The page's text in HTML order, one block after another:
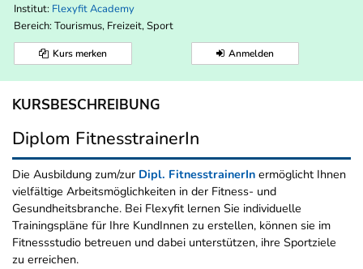
Institut: Flexyfit Academy
Bereich: Tourismus, Freizeit, Sport
Kurs merken Anmelden
KURSBESCHREIBUNG
Diplom FitnesstrainerIn
Die Ausbildung zum/zur Dipl. FitnesstrainerIn ermöglicht Ihnen
vielfältige Arbeitsmöglichkeiten in der Fitness- und
Gesundheitsbranche. Bei Flexyfit lernen Sie individuelle
Trainingspläne für Ihre KundInnen zu erstellen, können sie im
Fitnessstudio betreuen und dabei unterstützen, ihre Sportziele
zu erreichen.